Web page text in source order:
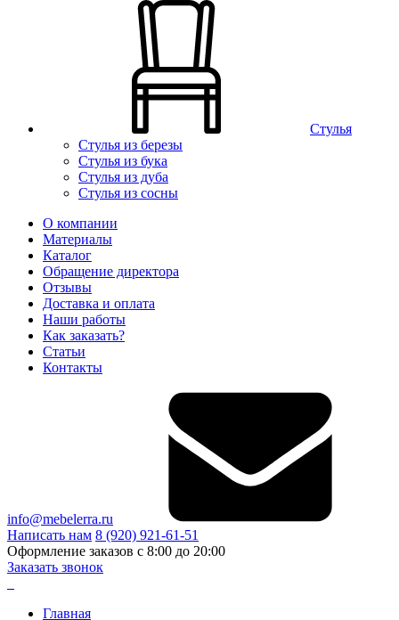
Стулья
Стулья из березы
Стулья из бука
Стулья из дуба
Стулья из сосны
О компании
Материалы
Каталог
Обращение директора
Отзывы
Доставка и оплата
Наши работы
Как заказать?
Статьи
Контакты
info@mebelerra.ru
Написать нам 8 (920) 921-61-51
Оформление заказов с 8:00 до 20:00
Заказать звонок
Главная